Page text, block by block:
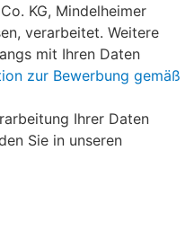
KG, Mindelheimer
verarbeitet. Weitere
mit Ihren Daten
zur Bewerbung gemäß
Ihrer Daten
Sie in unseren